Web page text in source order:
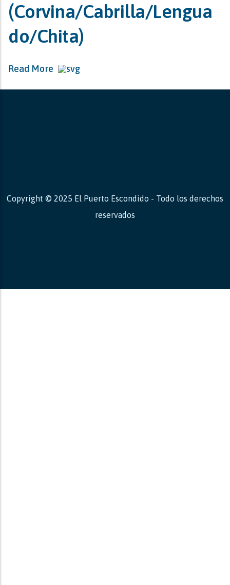
(Corvina/Cabrilla/Lengua
do/Chita)
Read More
Copyright © 2025 El Puerto Escondido - Todo los derechos
reservados